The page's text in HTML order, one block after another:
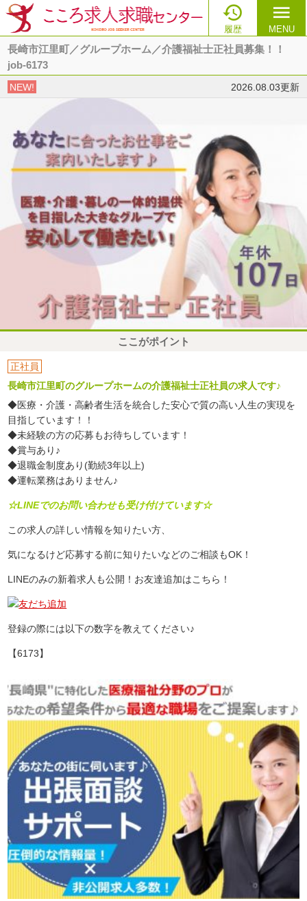

履歴
menu
MENU
長崎市江里町／グループホーム／介護福祉士正社員募集！！
job-6173
NEW! 2026.08.03更新
ここがポイント
正社員
長崎市江里町のグループホームの介護福祉士正社員の求人です♪
◆医療・介護・高齢者生活を統合した安心で質の高い人生の実現を
目指しています！！
◆未経験の方の応募もお待ちしています！
◆賞与あり♪
◆退職金制度あり(勤続3年以上)
◆運転業務はありません♪
☆LINEでのお問い合わせも受け付けています☆
この求人の詳しい情報を知りたい方、
気になるけど応募する前に知りたいなどのご相談もOK！
LINEのみの新着求人も公開！お友達追加はこちら！
登録の際には以下の数字を教えてください♪
【6173】